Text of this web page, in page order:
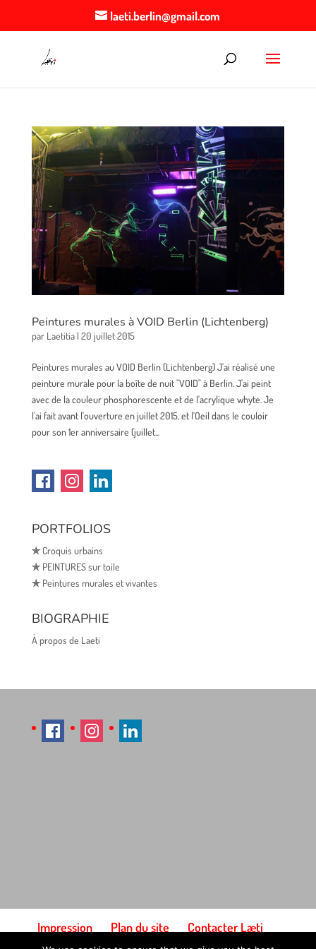
laeti.berlin@gmail.com
Peintures murales à VOID Berlin (Lichtenberg)
par Laetitia| 20 juillet 2015
Peintures murales au VOID Berlin (Lichtenberg) J'ai réalisé une
peinture murale pour la boîte de nuit "VOID" à Berlin. J'ai peint
avec de la couleur phosphorescente et de l'acrylique whyte. Je
l'ai fait avant l'ouverture en juillet 2015, et l'Oeil dans le couloir
pour son 1er anniversaire (juillet...
PORTFOLIOS
✯Croquis urbains
✯PEINTURES sur toile
✯Peintures murales et vivantes
BIOGRAPHIE
À propos de Laeti
Impression Plan du site
Contacter Læti
Conditions générales d'utilisation